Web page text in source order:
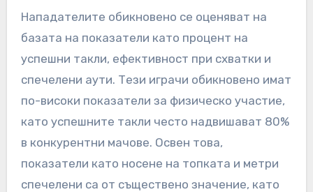
Нападателите обикновено се оценяват на
базата на показатели като процент на
успешни такли, ефективност при схватки и
спечелени аути. Тези играчи обикновено имат
по-високи показатели за физическо участие,
като успешните такли често надвишават 80%
в конкурентни мачове. Освен това,
показатели като носене на топката и метри
спечелени са от съществено значение, като